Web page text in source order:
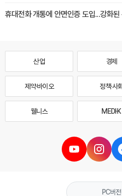
휴대전화 개통에 안면인증 도입...강화
산업 경제
제약·바이오 정책·사회
웰니스 MEDI·K
PC버전